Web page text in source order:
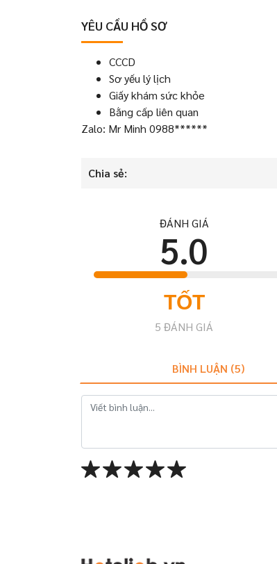
YÊU CẦU HỒ SƠ
CCCD
Sơ yếu lý lịch
Giấy khám sức khỏe
Bằng cấp liên quan
Zalo: Mr Minh 0988******
Chia sẻ:
ĐÁNH GIÁ
5.0
TỐT
5 ĐÁNH GIÁ
BÌNH LUẬN (5)